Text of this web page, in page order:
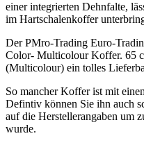
einer integrierten Dehnfalte,
im Hartschalenkoffer
Der PMro-Trading Euro-
Color- Multicolour Koffer. 65
(Multicolour) ein tolles
So mancher Koffer ist mit
Defintiv können Sie ihn auch
auf die Herstellerangaben um
wurde.